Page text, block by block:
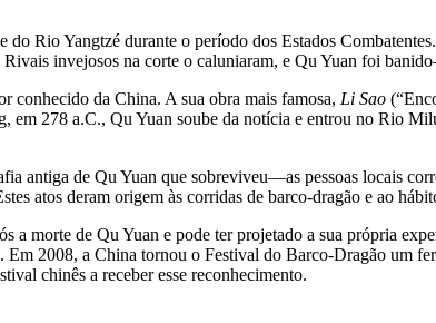
Rio Yangtzé durante o período dos Estados
invejosos na corte o caluniaram, e Qu Yuan foi
conhecido da China. A sua obra mais famosa, Li Sao
278 a.C., Qu Yuan soube da notícia e entrou no Rio
antiga de Qu Yuan que sobreviveu—as pessoas locais
atos deram origem às corridas de barco-dragão e ao
a morte de Qu Yuan e pode ter projetado a sua própria
2008, a China tornou o Festival do Barco-Dragão um
chinês a receber esse reconhecimento.